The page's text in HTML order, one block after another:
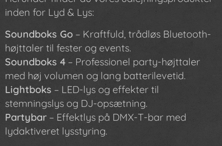
inden for Lyd & Lys:
Soundboks Go – Kraftfuld, trådløs Bluetooth-
højttaler til fester og events.
Soundboks 4 – Professionel party-højttaler
med høj volumen og lang batterilevetid.
Lightboks – LED-lys og effekter til
stemningslys og DJ-opsætning.
Partybar – Effektlys på DMX-T-bar med
lydaktiveret lysstyring.